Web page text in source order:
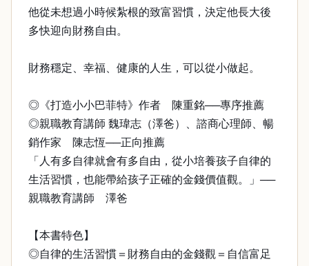
他從未想過小時候紮根的致富習慣，決定他長大後
多快迎向財務自由。
財務穩定、幸福、健康的人生，可以從小做起。
◎《打造小小巴菲特》作者 陳重銘──專序推薦
◎親職教育講師 魏瑋志（澤爸）、諮商心理師、暢
銷作家 陳志恆──正向推薦
「人有多自律就會有多自由，從小培養孩子自律的
生活習慣，也能帶給孩子正確的金錢價值觀。」──
親職教育講師 澤爸
【本書特色】
◎自律的生活習慣＝財務自由的金錢觀＝自信富足